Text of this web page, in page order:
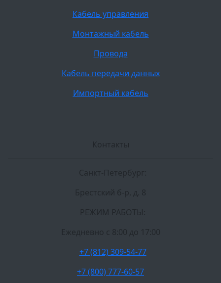
Кабель управления
Монтажный кабель
Провода
Кабель передачи данных
Импортный кабель
Контакты
Санкт-Петербург:
Брестский б-р, д. 8
РЕЖИМ РАБОТЫ:
Ежедневно c 8:00 до 17:00
+7 (812) 309-54-77
+7 (800) 777-60-57